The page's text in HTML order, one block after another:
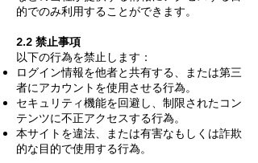
的でのみ利用することができます。
2.2 禁止事項
以下の行為を禁止します：
ログイン情報を他者と共有する、または第三
者にアカウントを使用させる行為。
セキュリティ機能を回避し、制限されたコン
テンツに不正アクセスする行為。
本サイトを違法、または有害なもしくは詐欺
的な目的で使用する行為。